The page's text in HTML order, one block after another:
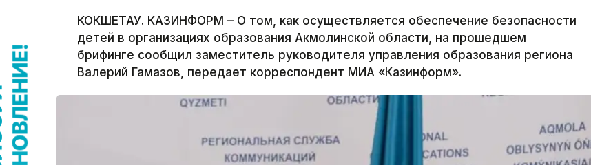
КОКШЕТАУ. КАЗИНФОРМ – О том, как осуществляется обеспечение безопасности
детей в организациях образования Акмолинской области, на прошедшем
брифинге сообщил заместитель руководителя управления образования региона
Валерий Гамазов, передает корреспондент МИА «Казинформ».